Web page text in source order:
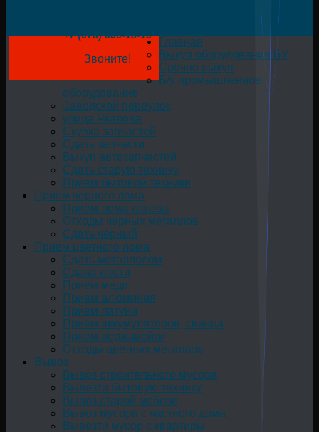
+7 (978) 050-18-19
Звоните!
Главная
Выкуп оборудования БУ
Срочно выкуп
Б/у промышленное
оборудование
Заводской переулок
улица Чкалова
Скупка запчастей
Сдать запчасти
Выкуп автозапчастей
Сдать старую технику
Прием бытовой техники
Прием черного лома
Приём лома железа
Отходы черных металлов
Сдать чёрный
Прием цветного лома
Сдать металлолом
Сдача жести
Прием меди
Прием алюминия
Прием латуни
Прием аккумуляторов, свинца
Прием нержавейки
Отходы цветных металлов
Вывоз
Вывоз строительного мусора
Вывезти бытовую технику
Вывоз старой мебели
Вывоз мусора с частного дома
Вывезти мусор с квартиры